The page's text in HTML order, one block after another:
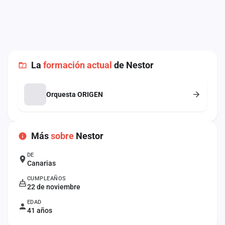
La formación actual de Nestor
Orquesta ORIGEN
Mássobre Nestor
DE
Canarias
CUMPLEAÑOS
22 de noviembre
EDAD
41 años